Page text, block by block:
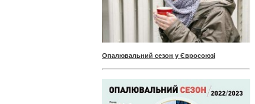
Опалювальний сезон у Євросоюзі